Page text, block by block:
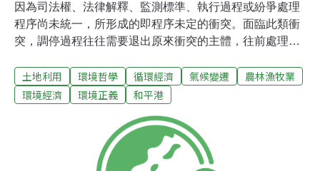
因為司法權、法律解釋、監測標準、執行過程或紛爭處理
程序尚未統一，所形成的即程序未定的衝突。面臨此類衝
突，調停過程往往需要退出原來衝突的主體，往前處理程
也常讓人感到無力的。和平港開發的環評報告書審查中，
評審委員提出疑惑或建議；但開發單位利用程序上的優
治理計劃的範圍中，早已通過審核，故不予回應。因和平
港的開發只是和平工業區的一個附加計劃，從工業區位的
劃定起涉及時程長，不同階段邀聘不同學者擔任環評委
土地利用 環境哲學 循環經濟 氣候變遷
農林漁牧業
環境經濟
環境正義 和平港